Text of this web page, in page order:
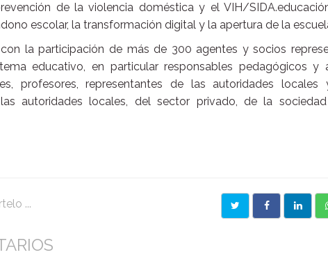
de la violencia doméstica y el VIH/
escolar, la transformación digital y la apertura de la
la participación de más de 300 agentes y socios
educativo, en particular responsables pedagógicos y
profesores, representantes de las autoridades
las autoridades locales, del sector privado, de la
...